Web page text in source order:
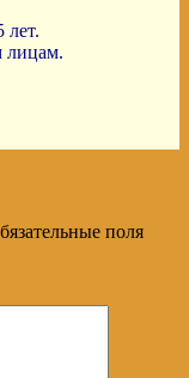
лет.
лицам.
поля